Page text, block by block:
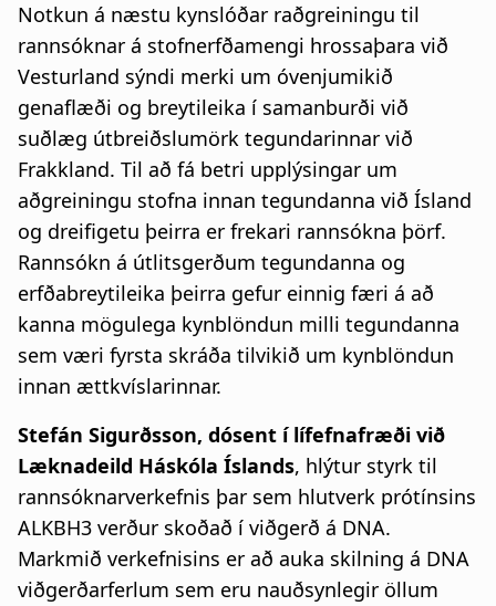
Notkun á næstu kynslóðar raðgreiningu til
rannsóknar á stofnerfðamengi hrossaþara við
Vesturland sýndi merki um óvenjumikið
genaflæði og breytileika í samanburði við
suðlæg útbreiðslumörk tegundarinnar við
Frakkland. Til að fá betri upplýsingar um
aðgreiningu stofna innan tegundanna við Ísland
og dreifigetu þeirra er frekari rannsókna þörf.
Rannsókn á útlitsgerðum tegundanna og
erfðabreytileika þeirra gefur einnig færi á að
kanna mögulega kynblöndun milli tegundanna
sem væri fyrsta skráða tilvikið um kynblöndun
innan ættkvíslarinnar.
Stefán Sigurðsson, dósent í lífefnafræði við
Læknadeild Háskóla Íslands, hlýtur styrk til
rannsóknarverkefnis þar sem hlutverk prótínsins
ALKBH3 verður skoðað í viðgerð á DNA.
Markmið verkefnisins er að auka skilning á DNA
viðgerðarferlum sem eru nauðsynlegir öllum